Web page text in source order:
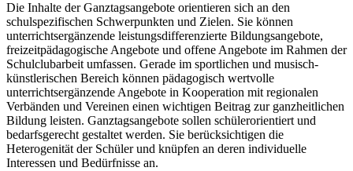
Die Inhalte der Ganztagsangebote orientieren sich an den
schulspezifischen Schwerpunkten und Zielen. Sie können
unterrichtsergänzende leistungsdifferenzierte Bildungsangebote,
freizeitpädagogische Angebote und offene Angebote im Rahmen der
Schulclubarbeit umfassen. Gerade im sportlichen und musisch-
künstlerischen Bereich können pädagogisch wertvolle
unterrichtsergänzende Angebote in Kooperation mit regionalen
Verbänden und Vereinen einen wichtigen Beitrag zur ganzheitlichen
Bildung leisten. Ganztagsangebote sollen schülerorientiert und
bedarfsgerecht gestaltet werden. Sie berücksichtigen die
Heterogenität der Schüler und knüpfen an deren individuelle
Interessen und Bedürfnisse an.